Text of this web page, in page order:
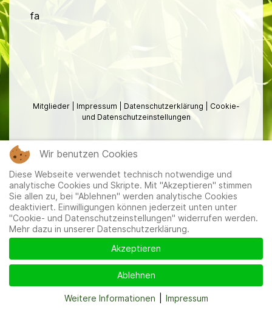
fa
Mitglieder Impressum Datenschutzerklärung
Cookie-
und Datenschutzeinstellungen
Wir benutzen Cookies
Diese Webseite verwendet technisch notwendige und
analytische Cookies und Skripte. Mit "Akzeptieren" stimmen
Sie allen zu, bei "Ablehnen" werden analytische Cookies
deaktiviert. Einwilligungen können jederzeit unten unter
"Cookie- und Datenschutzeinstellungen" widerrufen werden.
Mehr dazu in unserer Datenschutzerklärung.
Akzeptieren
Ablehnen
Weitere Informationen Impressum